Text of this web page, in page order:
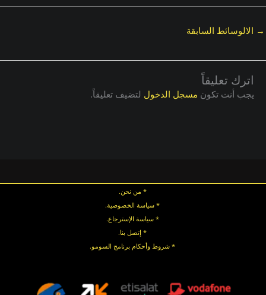
→ الالوسائط السابقة
اترك تعليقاً
يجب أنت تكون مسجل الدخول لتضيف تعليقاً.
* من نحن.
* سياسة الخصوصية.
*سياسة الإسترجاع.
* إتصل بنا.
* شروط وأحكام برنامج السومو.